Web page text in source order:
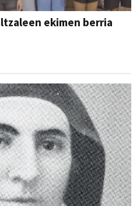
ekimen berria